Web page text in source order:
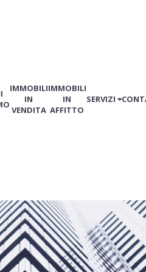
IMMOBILI
IN
VENDITA
IMMOBILI
IN
AFFITTO
SERVIZI